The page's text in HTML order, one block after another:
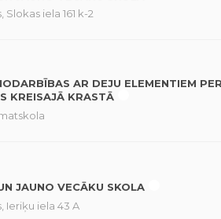
Slokas iela 161 k-2
AR DEJU ELEMENTIEM
KREISAJĀ KRASTĀ
JAUNO VECĀKU SKOLA
Ieriķu iela 43 A